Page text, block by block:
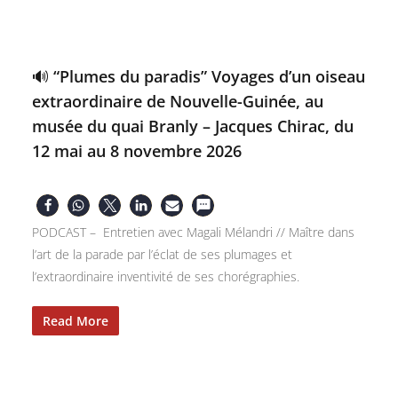
🔊 “Plumes du paradis” Voyages d’un oiseau
extraordinaire de Nouvelle-Guinée, au
musée du quai Branly – Jacques Chirac, du
12 mai au 8 novembre 2026
PODCAST – Entretien avec Magali Mélandri // Maître dans
l’art de la parade par l’éclat de ses plumages et
l’extraordinaire inventivité de ses chorégraphies.
Read More